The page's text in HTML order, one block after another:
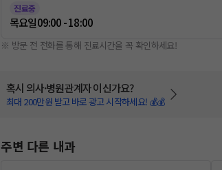
진료중
목요일09:00 - 18:00
※ 방문 전 전화를 통해 진료시간을 꼭 확인하세요!
혹시 의사·병원관계자 이신가요?
최대 200만원 받고 바로 광고 시작하세요! 💰💰
주변 다른 내과